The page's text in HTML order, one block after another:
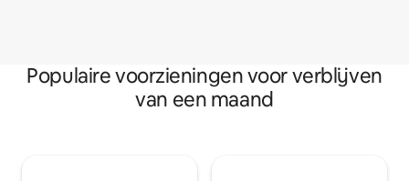
Populaire voorzieningen voor verblijven
van een maand